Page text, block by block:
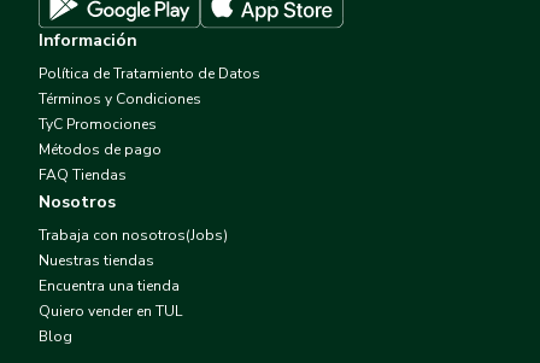
Descargar TUL en Google Play
Información
Política de Tratamiento de Datos
Términos y Condiciones
TyC Promociones
Métodos de pago
FAQ Tiendas
Nosotros
Trabaja con nosotros(Jobs)
Nuestras tiendas
Encuentra una tienda
Quiero vender en TUL
Blog